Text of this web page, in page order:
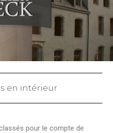
en intérieur
pour le compte de